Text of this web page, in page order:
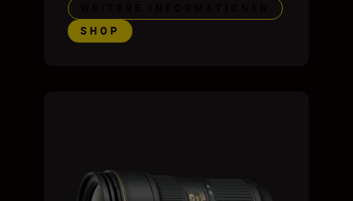
SHOP